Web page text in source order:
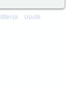
Upute